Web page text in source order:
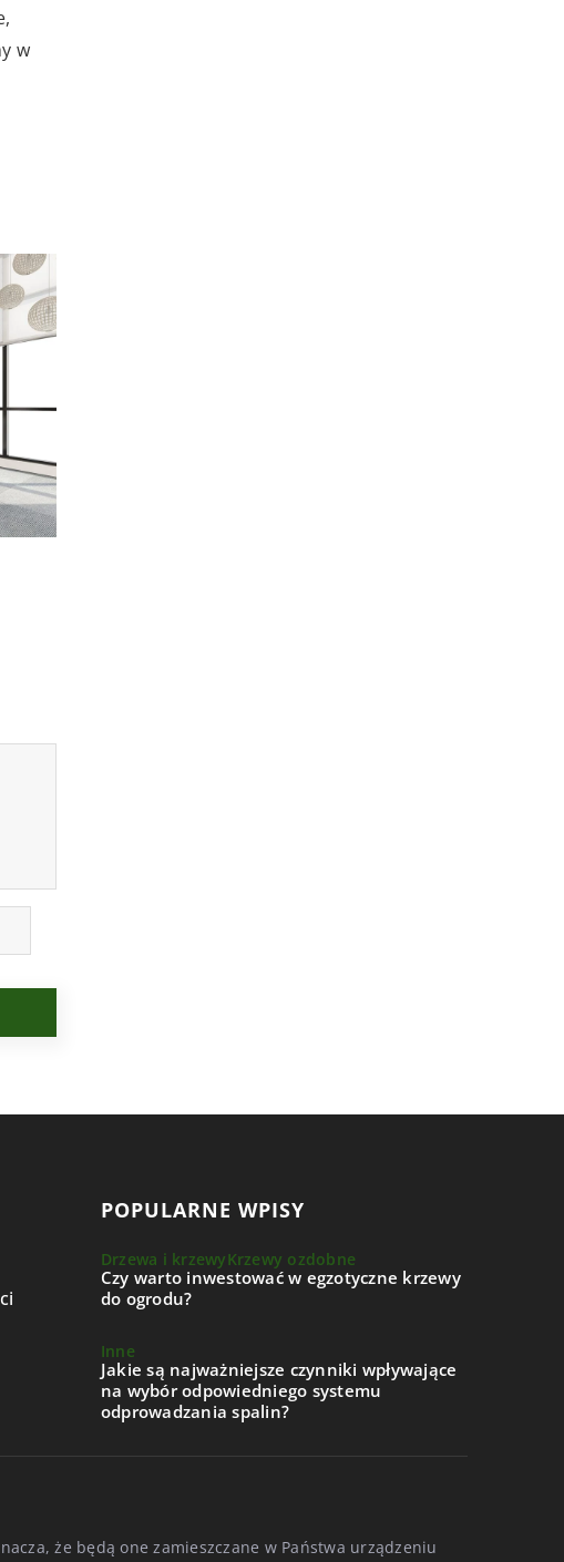
w
POPULARNE WPISY
Drzewa i krzewyKrzewy ozdobne
Czy warto inwestować w egzotyczne krzewy
do ogrodu?
Inne
Jakie są najważniejsze czynniki wpływające
na wybór odpowiedniego systemu
odprowadzania spalin?
że będą one zamieszczane w Państwa urządzeniu